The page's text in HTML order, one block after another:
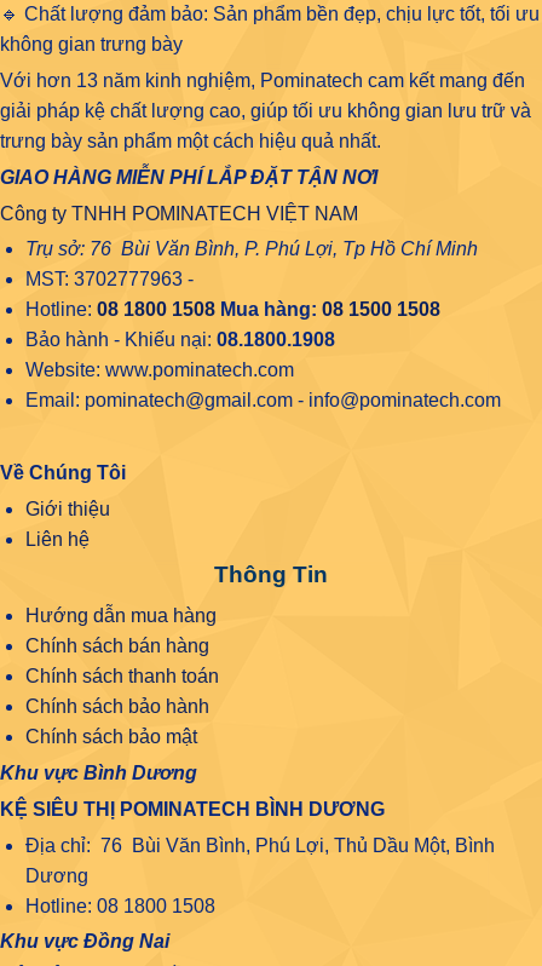
🔹 Chất lượng đảm bảo: Sản phẩm bền đẹp, chịu lực tốt, tối ưu
không gian trưng bày
Với hơn 13 năm kinh nghiệm, Pominatech cam kết mang đến
giải pháp kệ chất lượng cao, giúp tối ưu không gian lưu trữ và
trưng bày sản phẩm một cách hiệu quả nhất.
GIAO HÀNG MIỄN PHÍ LẮP ĐẶT TẬN NƠI
Công ty TNHH POMINATECH VIỆT NAM
Trụ sở: 76 Bùi Văn Bình, P. Phú Lợi, Tp Hồ Chí Minh
MST: 3702777963 -
Hotline: 08 1800 1508Mua hàng: 08 1500 1508
Bảo hành - Khiếu nại: 08.1800.1908
Website: www.pominatech.com
Email: pominatech@gmail.com - info@pominatech.com
Về Chúng Tôi
Giới thiệu
Liên hệ
Thông Tin
Hướng dẫn mua hàng
Chính sách bán hàng
Chính sách thanh toán
Chính sách bảo hành
Chính sách bảo mật
Khu vực Bình Dương
KỆ SIÊU THỊ POMINATECH BÌNH DƯƠNG
Địa chỉ: 76 Bùi Văn Bình, Phú Lợi, Thủ Dầu Một, Bình
Dương
Hotline: 08 1800 1508
Khu vực Đồng Nai